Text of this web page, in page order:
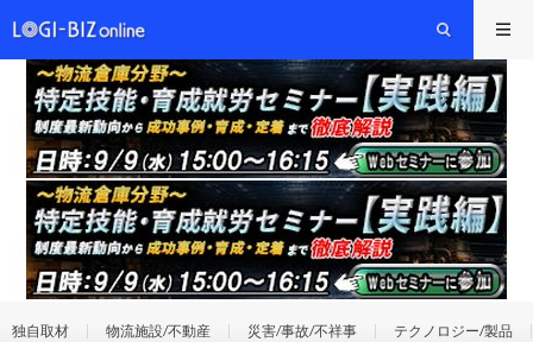
独自取材 物流施設/不動産 災害/事故/不祥事 テクノロジー/製品